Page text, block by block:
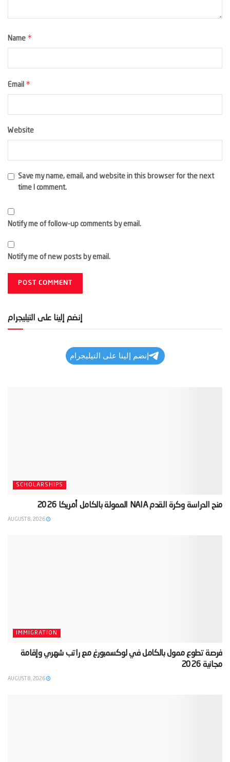
Name *
Email *
Website
Save my name, email, and website in this browser for the next
time I comment.
Notify me of follow-up comments by email.
Notify me of new posts by email.
إنضم إلينا على التيليجرام
إنضم إلينا على التيليجرام
SCHOLARSHIPS
‫منح الدراسة وكرة القدم NAIA الممولة بالكامل أمريكا 2026‬
IMMIGRATION
‫فرصة تطوع ممول بالكامل في لوكسمبورغ مع راتب شهري وإقامة
مجانية 2026‬